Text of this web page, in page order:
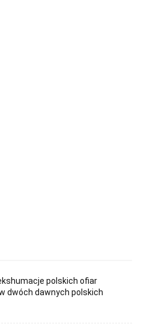
polskich ofiar
dwóch dawnych polskich